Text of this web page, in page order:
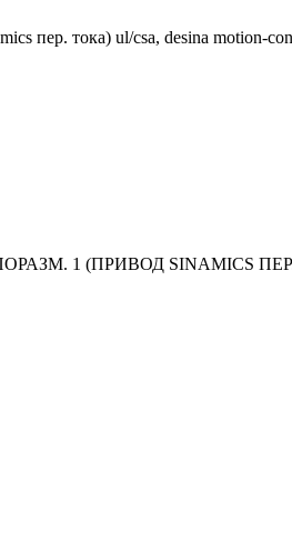
пер. тока) ul/csa, desina motion-
1 (ПРИВОД SINAMICS ПЕР.